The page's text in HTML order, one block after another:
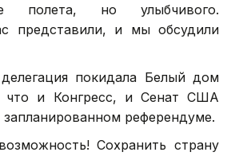
полета, но улыбчивого.
представили, и мы обсудили
покидала Белый дом
что и Конгресс, и Сенат США
запланированном референдуме.
Сохранить страну